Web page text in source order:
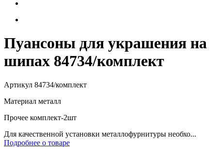
Пуансоны для украшения на
шипах 84734/комплект
Артикул 84734/комплект
Материал металл
Прочее комплект-2шт
Для качественной установки металлофурнитуры необхо...
Подробнее о товаре